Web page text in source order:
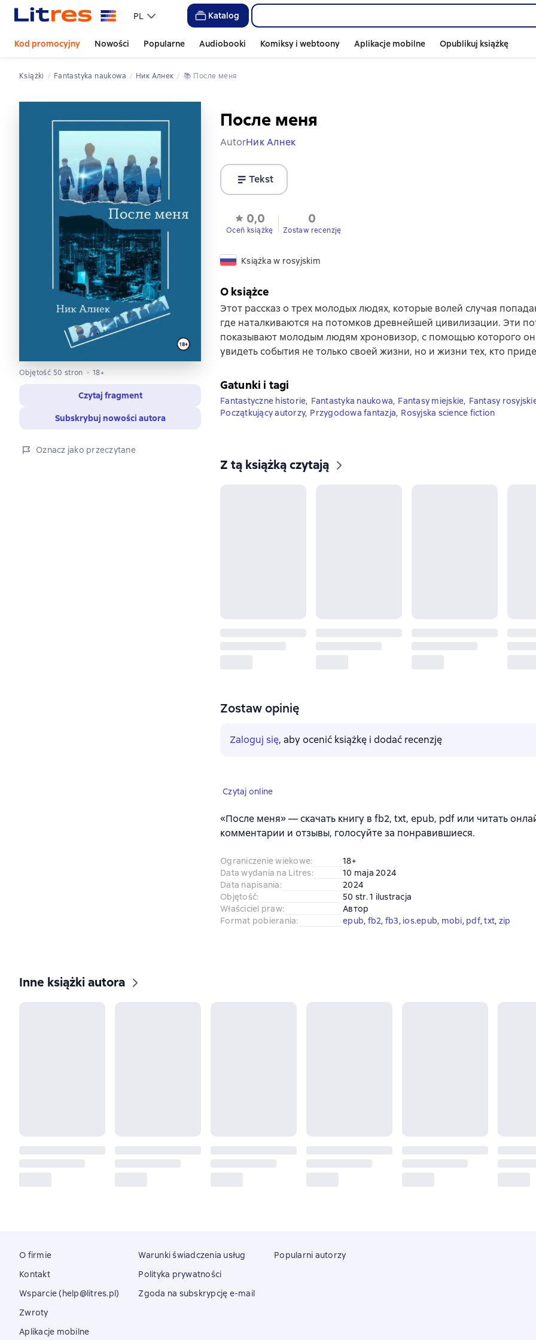
PL Katalog
Kod promocyjny Nowości Popularne Audiobooki Komiksy i webtoony Aplikacje mobilne Opublikuj książkę
Książki fantastyka naukowa Ник Алнек 📚 После меня
Objętość 50 stron 18+
Czytaj fragment
Subskrybuj nowości autora
Oznacz jako przeczytane
После меня
AutorНик Алнек
Tekst
0,0
Oceń książkę
0
Zostaw recenzję
Książka w rosyjskim
O książce
Этот рассказ о трех молодых людях, которые волей случая
где наталкиваются на потомков древнейшей цивилизации. Эти
показывают молодым людям хроновизор, с помощью которого
увидеть события не только своей жизни, но и жизни тех, кто
Gatunki i tagi
Fantastyczne historie, Fantastyka naukowa, Fantasy miejskie, Fantasy
Początkujący autorzy, Przygodowa fantazja, Rosyjska science fiction
Z tą książką czytają
Zostaw opinię
Zaloguj się, aby ocenić książkę i dodać recenzję
Czytaj online
«После меня» — скачать книгу в fb2, txt, epub, pdf или читать
комментарии и отзывы, голосуйте за понравившиеся.
Ograniczenie wiekowe:
18+
Data wydania na Litres:
10 maja 2024
Data napisania:
2024
Objętość:
50 str. 1 ilustracja
Właściciel praw:
Автор
Format pobierania: epub, fb2, fb3, ios.epub, mobi, pdf, txt, zip
Inne książki autora
O firmie
Kontakt
Wsparcie (help@litres.pl)
Zwroty
Aplikacje mobilne
Warunki świadczenia usług
Polityka prywatności
Zgoda na subskrypcję e-mail
Popularni autorzy